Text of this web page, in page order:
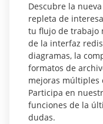
Descubre la nueva
repleta de
tu flujo de trabajo
de la interfaz
diagramas, la
formatos de
mejoras múltiples
Participa en
funciones de la
dudas.